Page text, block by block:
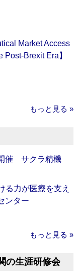
Market Access
Brexit Era】
もっと見る »
催 サクラ精機
る力が医療を支え
ンター
もっと見る »
の生涯研修会